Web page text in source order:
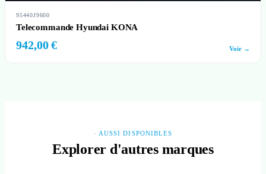
95440J9600
Telecommande Hyundai KONA
942,00 € Voir →
· AUSSI DISPONIBLES
Explorer d'autres marques